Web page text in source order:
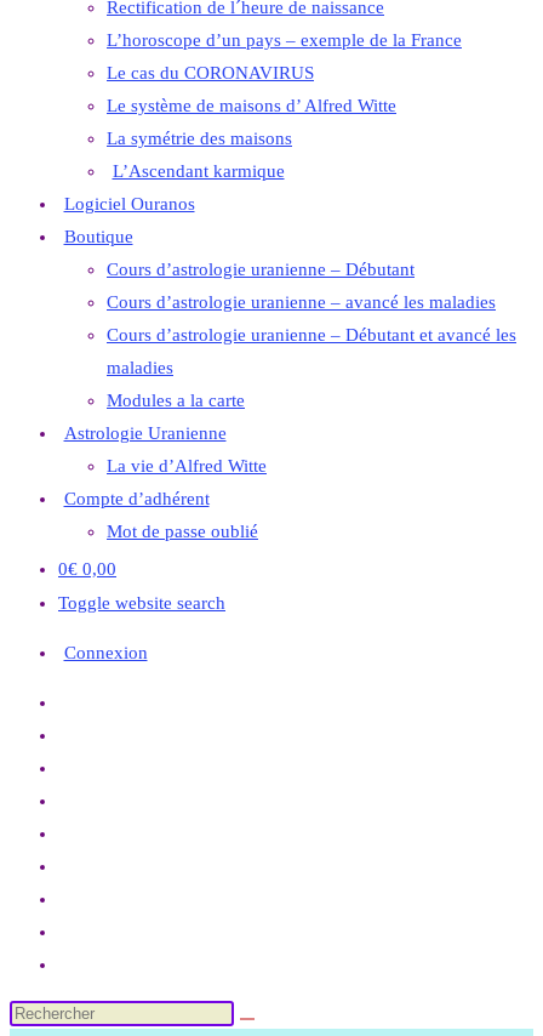
Rectification de l´heure de naissance
L’horoscope d’un pays – exemple de la France
Le cas du CORONAVIRUS
Le système de maisons d’ Alfred Witte
La symétrie des maisons
L’Ascendant karmique
Logiciel Ouranos
Boutique
Cours d’astrologie uranienne – Débutant
Cours d’astrologie uranienne – avancé les maladies
Cours d’astrologie uranienne – Débutant et avancé les
maladies
Modules a la carte
Astrologie Uranienne
La vie d’Alfred Witte
Compte d’adhérent
Mot de passe oublié
0€ 0,00
Toggle website search
Connexion